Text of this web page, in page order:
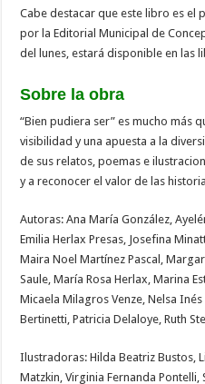
Cabe destacar que este libro es
por la Editorial Municipal de
del lunes, estará disponible en las
Sobre la obra
“Bien pudiera ser” es mucho más
visibilidad y una apuesta a la
de sus relatos, poemas e
y a reconocer el valor de las
Autoras: Ana María González,
Emilia Herlax Presas, Josefina
Maira Noel Martínez Pascal,
Saule, María Rosa Herlax, Marina
Micaela Milagros Venze, Nelsa
Bertinetti, Patricia Delaloye, Ruth
Ilustradoras: Hilda Beatriz Bustos,
Matzkin, Virginia Fernanda